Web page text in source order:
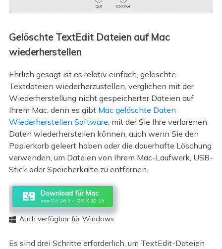
Gelöschte TextEdit Dateien auf Mac
wiederherstellen
Ehrlich gesagt ist es relativ einfach, gelöschte
Textdateien wiederherzustellen, verglichen mit der
Wiederherstellung nicht gespeicherter Dateien auf
Ihrem Mac, denn es gibt Mac gelöschte Daten
Wiederherstellen Software , mit der Sie Ihre verlorenen
Daten wiederherstellen können, auch wenn Sie den
Papierkorb geleert haben oder die dauerhafte Löschung
verwenden, um Dateien von Ihrem Mac-Laufwerk, USB-
Stick oder Speicherkarte zu entfernen.
Download für Mac
macOS 26.5 ~ OS X 10.15
 Auch verfügbar für Windows
Es sind drei Schritte erforderlich, um TextEdit-Dateien